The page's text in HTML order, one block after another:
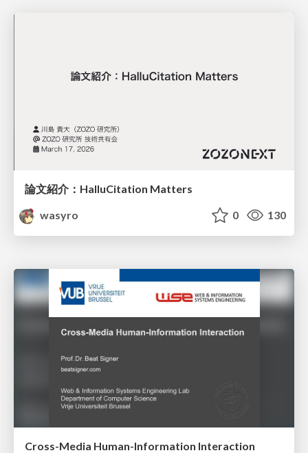
論文紹介：HalluCitation Matters
wasyro
0 130
Cross-Media Human-Information Interaction